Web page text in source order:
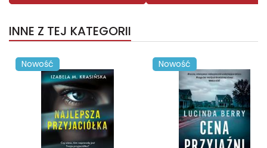
INNE Z TEJ KATEGORII
Nowość Nowość